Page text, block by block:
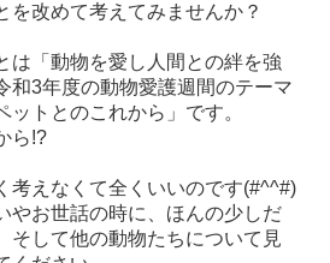
を改めて考えてみませんか？
は「動物を愛し人間との絆を強
和3年度の動物愛護週間のテーマ
ットとのこれから」です。
ら!?
考えなくて全くいいのです(#^^#)
やお世話の時に、ほんの少しだ
そして他の動物たちについて見